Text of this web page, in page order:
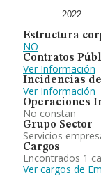
tributarios de
empresa ha
2022
Estructura
NO
Contratos
Ver Información
Incidencias
Ver Información
Operaciones
No constan
Grupo Sector
Servicios
Cargos
Encontrados 1
Ver cargos de